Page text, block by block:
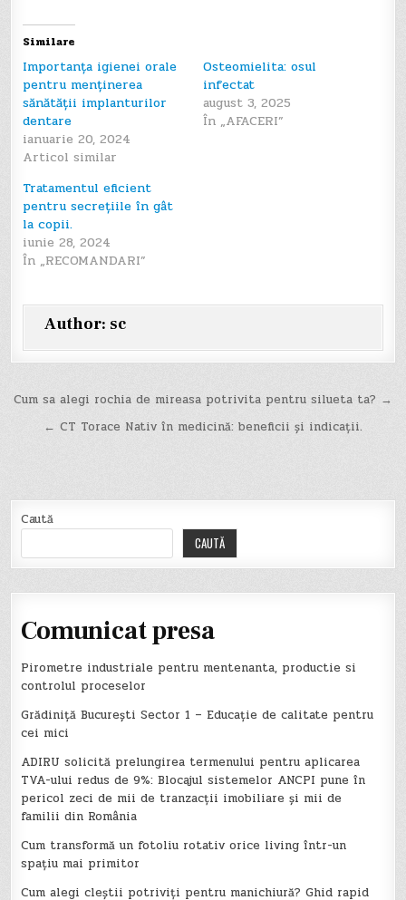
Similare
Importanța igienei orale
pentru menținerea
sănătății implanturilor
dentare
ianuarie 20, 2024
Articol similar
Osteomielita: osul
infectat
august 3, 2025
În „AFACERI”
Tratamentul eficient
pentru secrețiile în gât
la copii.
iunie 28, 2024
În „RECOMANDARI”
Author: sc
Navigare
Cum sa alegi rochia de mireasa potrivita pentru silueta ta? →
← CT Torace Nativ în medicină: beneficii și indicații.
Caută
CAUTĂ
Comunicat presa
Pirometre industriale pentru mentenanta, productie si
controlul proceselor
Grădiniță București Sector 1 – Educație de calitate pentru
cei mici
ADIRU solicită prelungirea termenului pentru aplicarea
TVA-ului redus de 9%: Blocajul sistemelor ANCPI pune în
pericol zeci de mii de tranzacții imobiliare și mii de
familii din România
Cum transformă un fotoliu rotativ orice living într-un
spațiu mai primitor
Cum alegi cleștii potriviți pentru manichiură? Ghid rapid